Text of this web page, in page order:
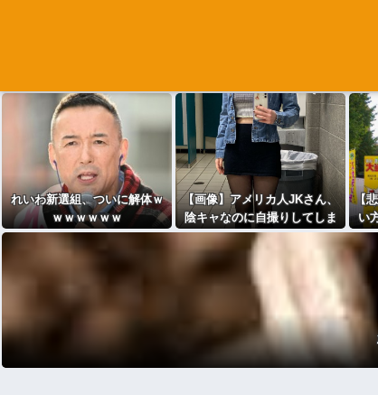
れいわ新選組、ついに解体ｗ
ｗｗｗｗｗｗ
【画像】アメリカ人JKさん、
陰キャなのに自撮りしてしま
うｗｗｗwｗｗｗｗｗｗｗｗ
【
い